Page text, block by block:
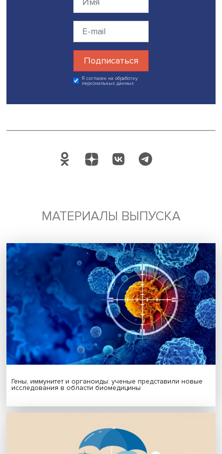
Он добавил, что ценность форсайта заключается не в
развития. «Если вы понимаете риски и начинаете
прогноз может не сбыться — и это хороший результат.
избежать нежелательных сценариев», — отметил
стратегического мышления: «Проектировать будущее
шаг сегодня уже меняет траекторию развития».
Дата публикации: 11.06.2026
Будь всегда в курсе !
Подпишись на наши новости:
персональных данных